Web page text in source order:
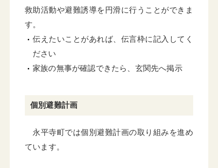
救助活動や避難誘導を円滑に行うことができま
す。
伝えたいことがあれば、伝言枠に記入してく
ださい
家族の無事が確認できたら、玄関先へ掲示
個別避難計画
永平寺町では個別避難計画の取り組みを進め
ています。